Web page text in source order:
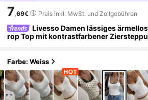
7,69€ Preis inkl. MwSt. und Zollgebühren
Livesso Damen lässiges
rop Top mit kontrastfarbener Ziersteppu
Farbe: Weiss